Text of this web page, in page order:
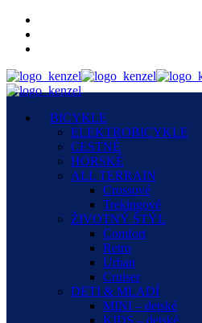
BICYKLE
ELEKTROBICYKLE
CESTNÉ
HORSKÉ
ALL TERRAIN
Crossové
Trekingové
ŽIVOTNÝ ŠTÝL
Comfort
Retro
Urban
Cruiser
DETI & MLADÍ
MINI – detské
KIDS – detské